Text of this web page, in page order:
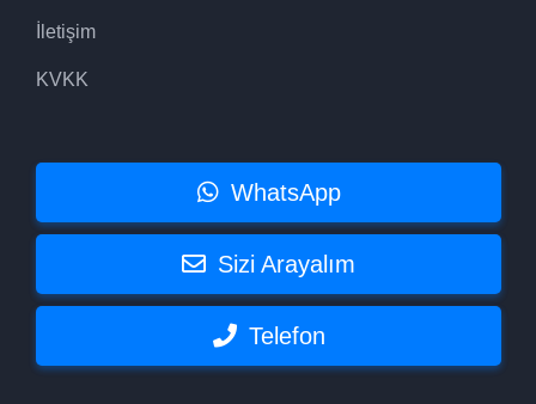
İletişim
KVKK
WhatsApp
Sizi Arayalım
Telefon